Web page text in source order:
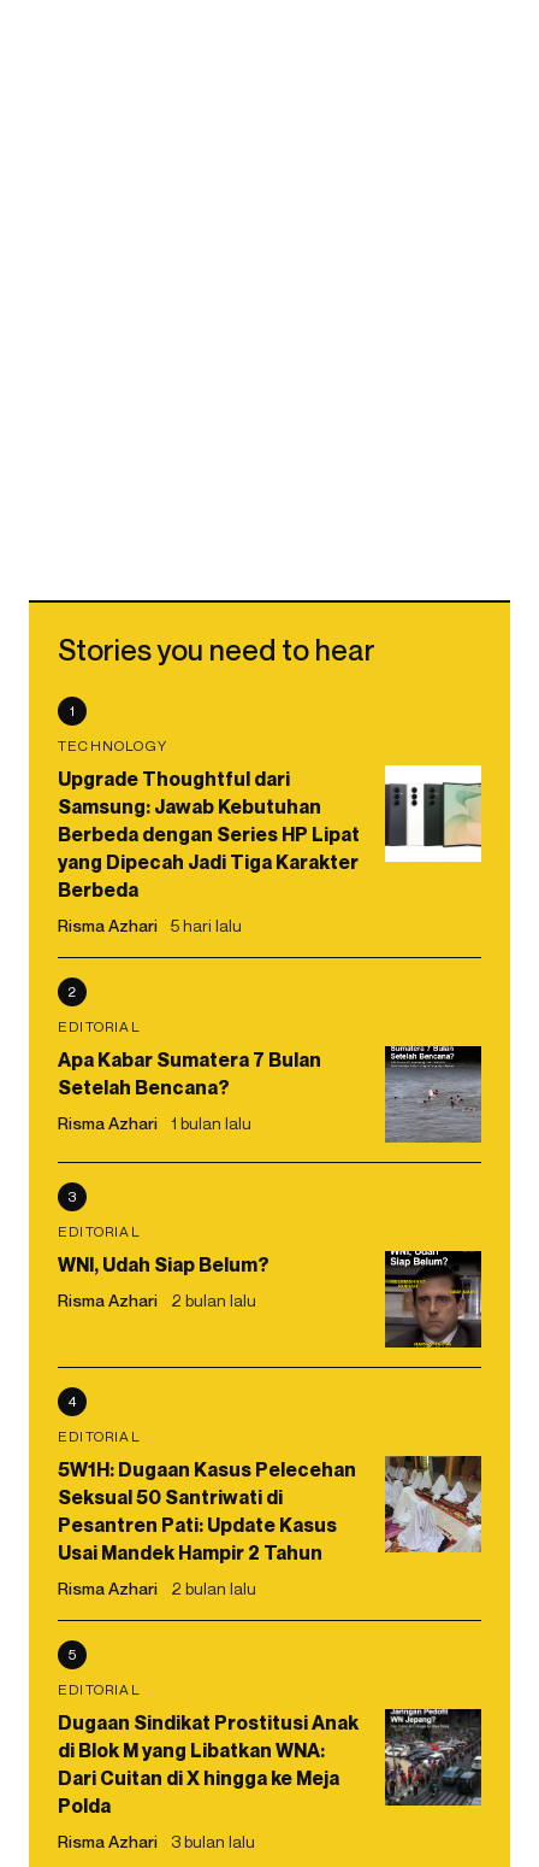
Stories you need to hear
1
TECHNOLOGY
Upgrade Thoughtful dari
Samsung: Jawab Kebutuhan
Berbeda dengan Series HP Lipat
yang Dipecah Jadi Tiga Karakter
Berbeda
Risma Azhari 5 hari lalu
2
EDITORIAL
Apa Kabar Sumatera 7 Bulan
Setelah Bencana?
Risma Azhari 1 bulan lalu
3
EDITORIAL
WNI, Udah Siap Belum?
Risma Azhari 2 bulan lalu
4
EDITORIAL
5W1H: Dugaan Kasus Pelecehan
Seksual 50 Santriwati di
Pesantren Pati: Update Kasus
Usai Mandek Hampir 2 Tahun
Risma Azhari 2 bulan lalu
5
EDITORIAL
Dugaan Sindikat Prostitusi Anak
di Blok M yang Libatkan WNA:
Dari Cuitan di X hingga ke Meja
Polda
Risma Azhari 3 bulan lalu